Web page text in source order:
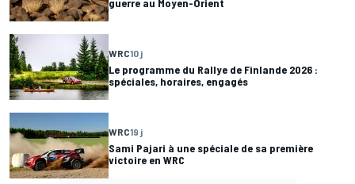
WRC10 j
Le programme du Rallye de Finlande 2026 :
spéciales, horaires, engagés
WRC19 j
Sami Pajari à une spéciale de sa première
victoire en WRC